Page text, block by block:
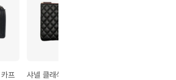
프
샤넬 클래식 그레인드 카